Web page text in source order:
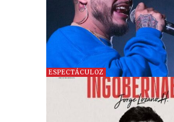
ESPECTÁCULOZ